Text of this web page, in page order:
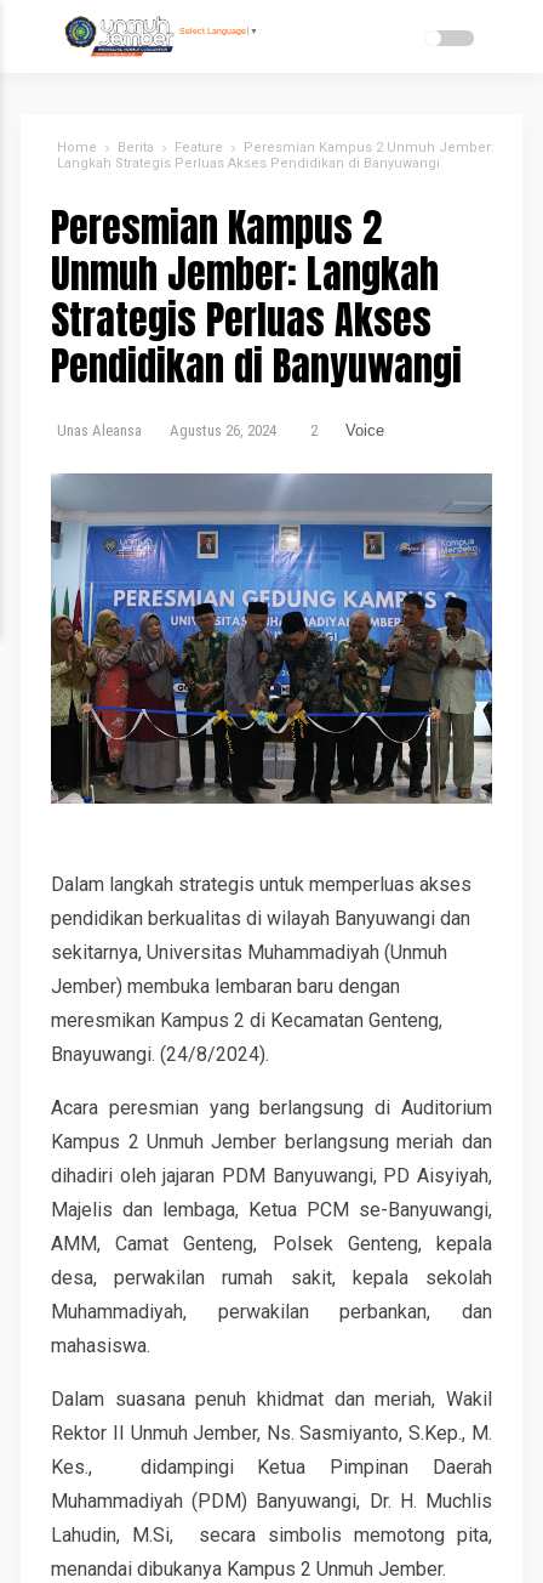
Select Language ▼
Home Berita Feature
Peresmian Kampus 2 Unmuh Jember:
Langkah Strategis Perluas Akses Pendidikan di Banyuwangi
Peresmian Kampus 2
Unmuh Jember: Langkah
Strategis Perluas Akses
Pendidikan di Banyuwangi
Unas Aleansa Agustus 26, 2024 2 Voice
Dalam langkah strategis untuk memperluas akses
pendidikan berkualitas di wilayah Banyuwangi dan
sekitarnya, Universitas Muhammadiyah (Unmuh
Jember) membuka lembaran baru dengan
meresmikan Kampus 2 di Kecamatan Genteng,
Bnayuwangi. (24/8/2024).
Acara peresmian yang berlangsung di Auditorium
Kampus 2 Unmuh Jember berlangsung meriah dan
dihadiri oleh jajaran PDM Banyuwangi, PD Aisyiyah,
Majelis dan lembaga, Ketua PCM se-Banyuwangi,
AMM, Camat Genteng, Polsek Genteng, kepala
desa, perwakilan rumah sakit, kepala sekolah
Muhammadiyah, perwakilan perbankan, dan
mahasiswa.
Dalam suasana penuh khidmat dan meriah, Wakil
Rektor II Unmuh Jember, Ns. Sasmiyanto, S.Kep., M.
Kes.,
didampingi Ketua Pimpinan Daerah
Muhammadiyah (PDM) Banyuwangi, Dr. H. Muchlis
Lahudin, M.Si,
secara simbolis memotong pita,
menandai dibukanya Kampus 2 Unmuh Jember.